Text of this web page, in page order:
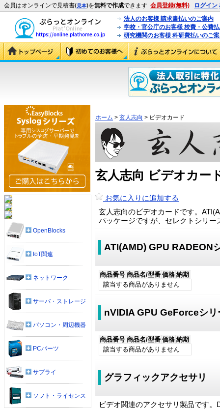
会員はオンラインで見積書(見本)を無料で作成できます 会員登録(無料) ログイン
法人のお客様 請求書払いのご案内
学校・官公庁のお客様 校費・公費
研究機関のお客様 科研費払いのご
ホーム > 玄人志向 > ビデオカード
玄人志向 ビデオカー
お気に入りに追加する
玄人志向のビデオカードです。
パッケージですが、セレクトシリ
ATI(AMD) GPU RADEON
商品番号 商品名/型番 価格 納期
該当する商品がありません
nVIDIA GPU GeForceシリ
商品番号 商品名/型番 価格 納期
該当する商品がありません
グラフィックアクセサリ
ビデオ関連のアクセサリ製品です
OpenBlocks
IoT関連
ネットワーク
サーバ・ストレージ
パソコン・周辺機器
PCパーツ
サプライ
ソフト・ライセンス